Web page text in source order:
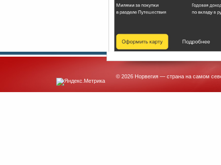
© 2026 Норвегия — страна на самом